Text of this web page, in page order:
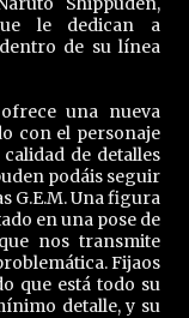
le dedican a
de su línea
una nueva
con el personaje
de detalles
podáis seguir
G.E.M. Una figura
en una pose de
nos transmite
Fijaos
que está todo su
detalle, y su